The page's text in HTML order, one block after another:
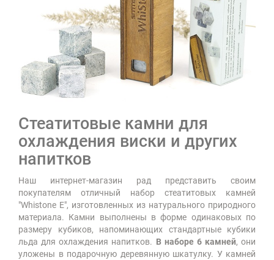
Стеатитовые камни для
охлаждения виски и других
напитков
Наш интернет-магазин рад представить своим
покупателям отличный набор стеатитовых камней
"Whistone E", изготовленных из натурального природного
материала. Камни выполнены в форме одинаковых по
размеру кубиков, напоминающих стандартные кубики
льда для охлаждения напитков. В наборе 6 камней, они
уложены в подарочную деревянную шкатулку. У камней